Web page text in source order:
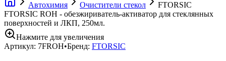
Автохимия Очистители стекол
FTORSIC
FTORSIC ROH - обезжириватель-активатор для стеклянных
поверхностей и ЛКП, 250мл.
Нажмите для увеличения
Артикул: 7FROH•Бренд: FTORSIC